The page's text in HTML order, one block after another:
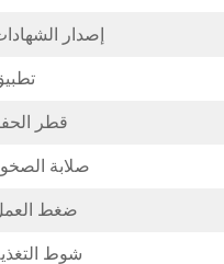
إصدار
قطر
صلابة
ضغط
شوط